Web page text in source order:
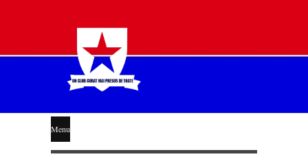
STEAUA
LIBERĂ
Menu